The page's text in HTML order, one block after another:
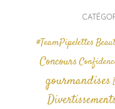
#TeamPipelettes
Concours
gourmandises